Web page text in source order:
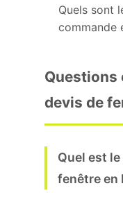
Quels sont
commande
Questions
devis de
Quel est
fenêtre en